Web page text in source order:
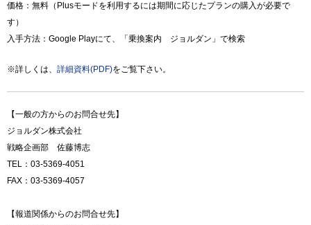
価格：無料（Plusモードを利用するには期間に応じたプランの購入が必要で
す）
入手方法：Google Playにて、「乗換案内 ジョルダン」で検索
※詳しくは、 詳細資料(PDF)をご覧下さい。
【一般の方からのお問合せ先】
ジョルダン株式会社
戦略企画部 佐藤博志
TEL：03-5369-4051
FAX：03-5369-4057
【報道関係からのお問合せ先】